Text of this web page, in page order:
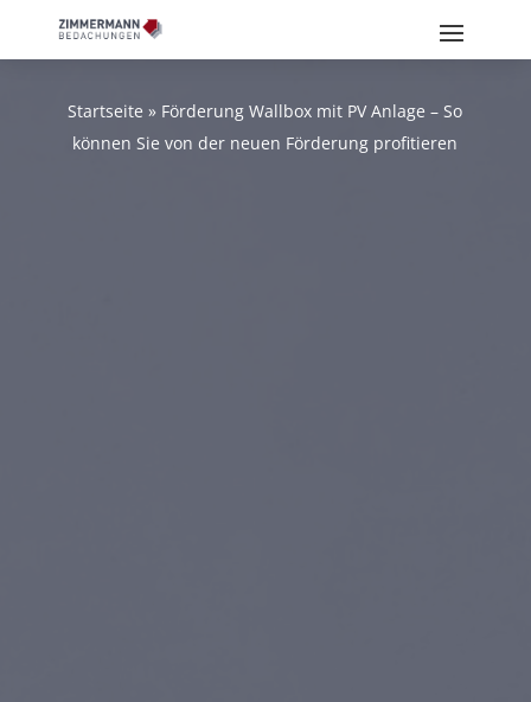
Startseite » Förderung Wallbox mit PV Anlage – So
können Sie von der neuen Förderung profitieren